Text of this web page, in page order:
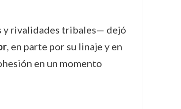
y rivalidades tribales— dejó
, en parte por su linaje y en
en un momento